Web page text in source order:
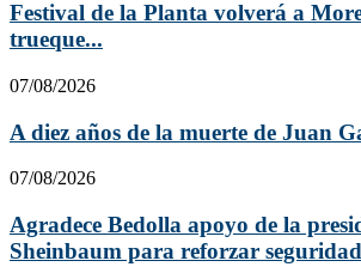
Festival de la Planta volverá a
trueque...
07/08/2026
A diez años de la muerte de Juan
07/08/2026
Agradece Bedolla apoyo de la
Sheinbaum para reforzar